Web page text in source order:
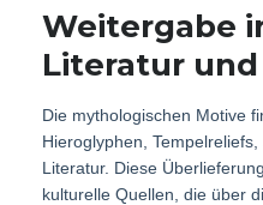
Weitergabe
Literatur
Die mythologischen Motive
Hieroglyphen,
Literatur. Diese
kulturelle Quellen, die über